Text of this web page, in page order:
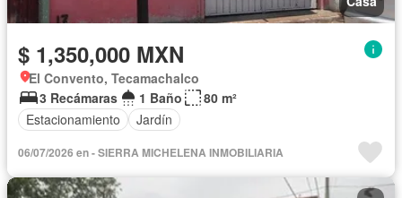
$ 1,350,000 MXN
El Convento, Tecamachalco
3 Recámaras
1 Baño
80 m²
Estacionamiento
Jardín
06/07/2026 en - SIERRA MICHELENA INMOBILIARIA